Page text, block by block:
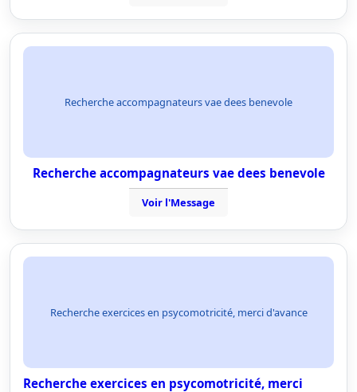
Recherche accompagnateurs vae dees benevole
Recherche accompagnateurs vae dees benevole
Voir l'Message
Recherche exercices en psycomotricité, merci d'avance
Recherche exercices en psycomotricité, merci